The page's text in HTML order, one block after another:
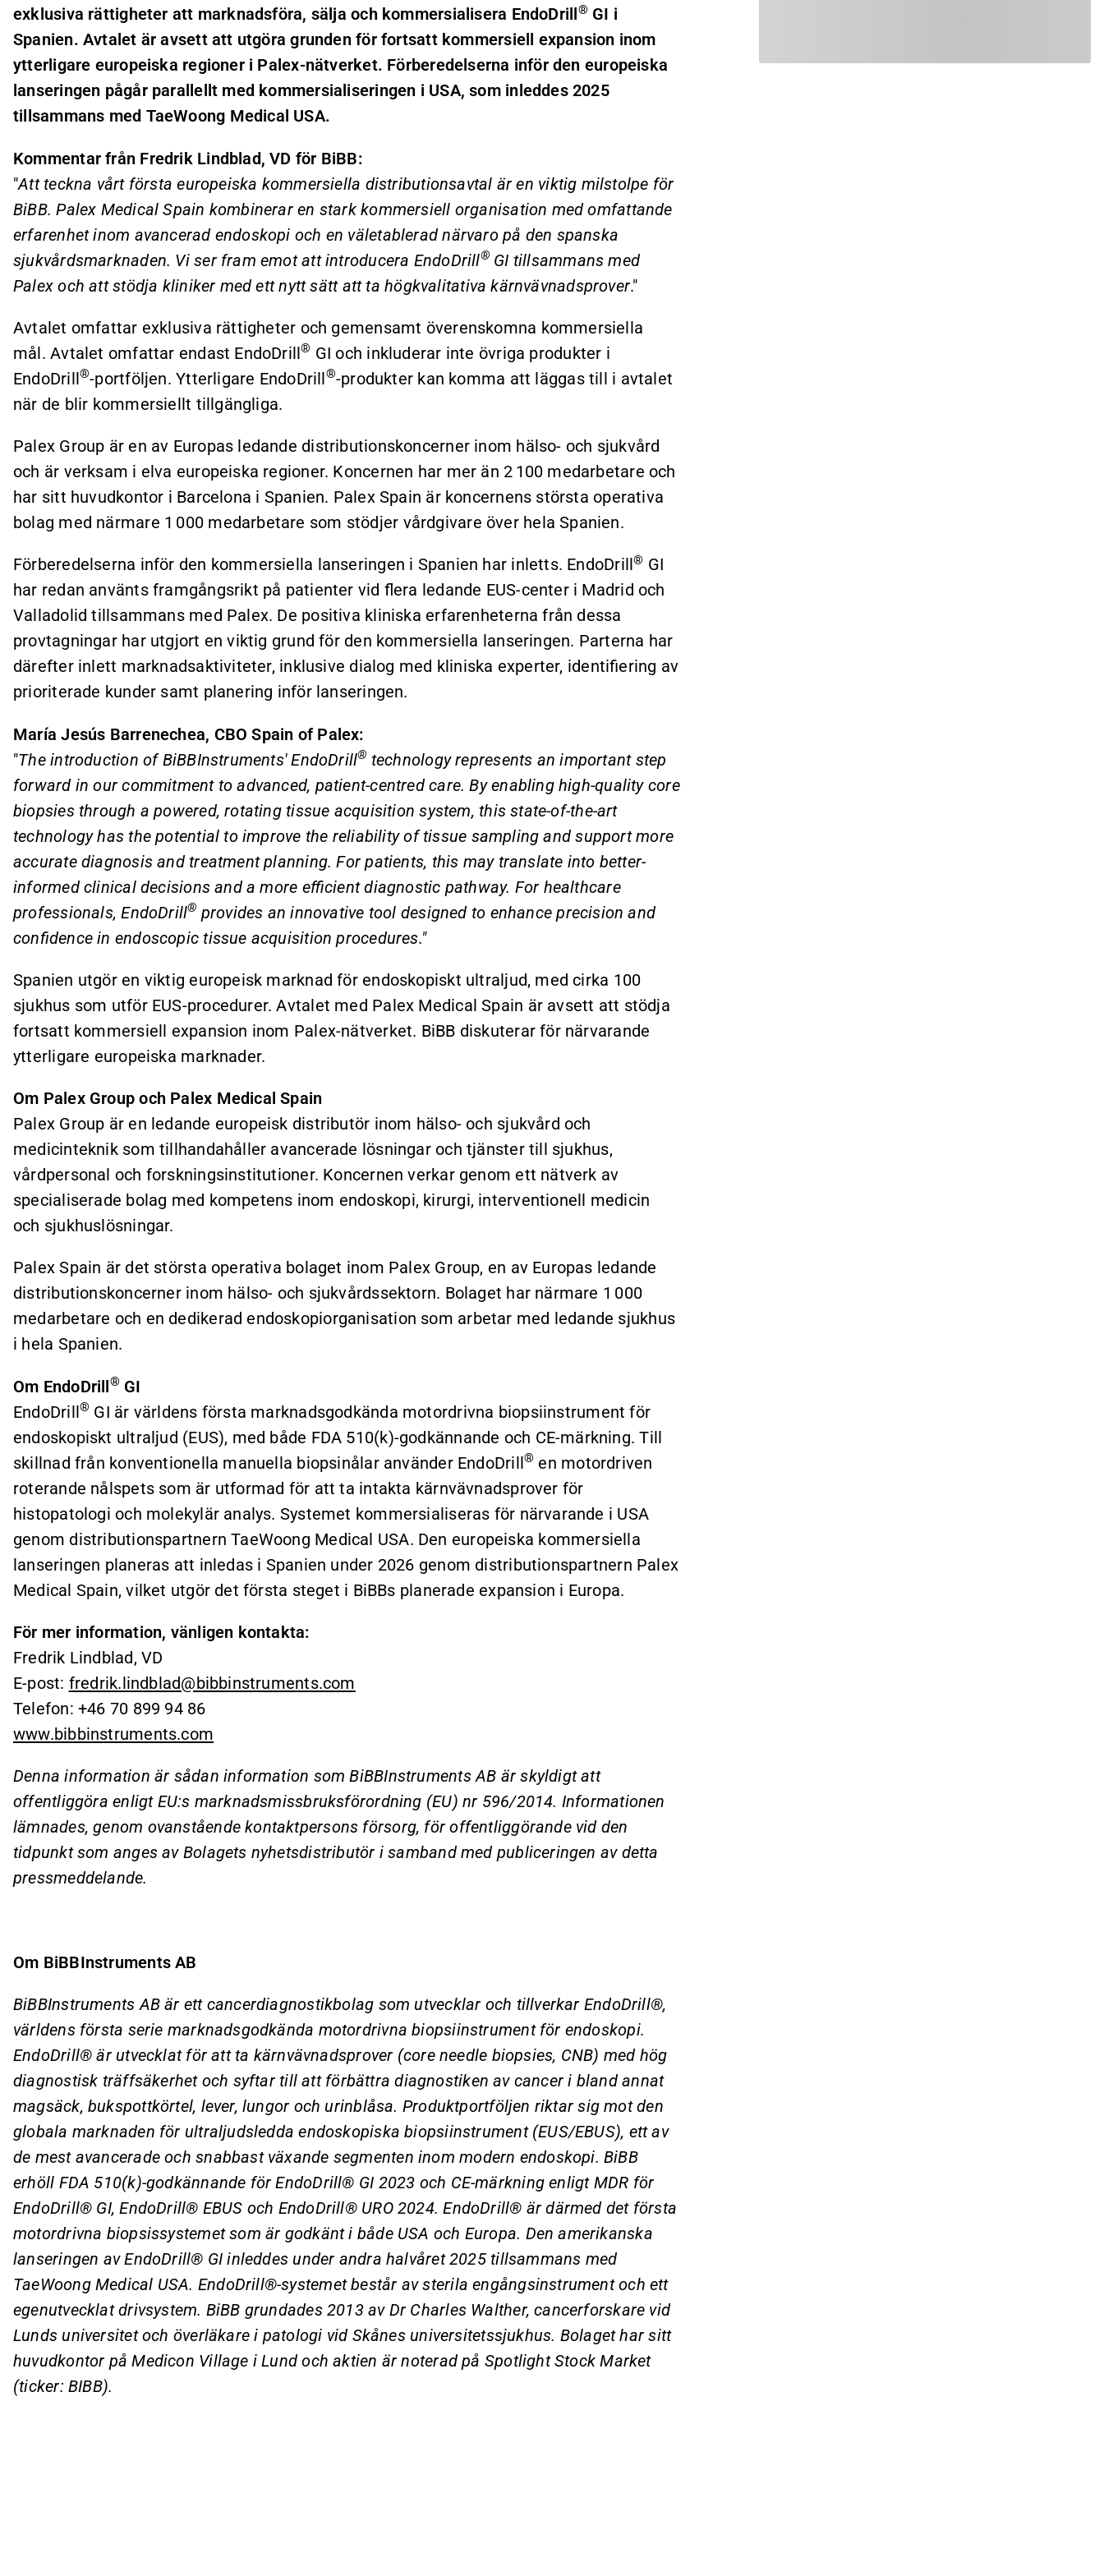
exklusiva rättigheter att marknadsföra, sälja och kommersialisera EndoDrill® GI i
Spanien. Avtalet är avsett att utgöra grunden för fortsatt kommersiell expansion inom
ytterligare europeiska regioner i Palex-nätverket. Förberedelserna inför den europeiska
lanseringen pågår parallellt med kommersialiseringen i USA, som inleddes 2025
tillsammans med TaeWoong Medical USA.
Kommentar från Fredrik Lindblad, VD för BiBB:
"Att teckna vårt första europeiska kommersiella distributionsavtal är en viktig milstolpe för
BiBB. Palex Medical Spain kombinerar en stark kommersiell organisation med omfattande
erfarenhet inom avancerad endoskopi och en väletablerad närvaro på den spanska
sjukvårdsmarknaden. Vi ser fram emot att introducera EndoDrill®GI tillsammans med
Palex och att stödja kliniker med ett nytt sätt att ta högkvalitativa kärnvävnadsprover."
Avtalet omfattar exklusiva rättigheter och gemensamt överenskomna kommersiella
mål. Avtalet omfattar endast EndoDrill® GI och inkluderar inte övriga produkter i
EndoDrill®-portföljen. Ytterligare EndoDrill®-produkter kan komma att läggas till i avtalet
när de blir kommersiellt tillgängliga.
Palex Group är en av Europas ledande distributionskoncerner inom hälso- och sjukvård
och är verksam i elva europeiska regioner. Koncernen har mer än 2 100 medarbetare och
har sitt huvudkontor i Barcelona i Spanien. Palex Spain är koncernens största operativa
bolag med närmare 1 000 medarbetare som stödjer vårdgivare över hela Spanien.
Förberedelserna inför den kommersiella lanseringen i Spanien har inletts. EndoDrill® GI
har redan använts framgångsrikt på patienter vid flera ledande EUS-center i Madrid och
Valladolid tillsammans med Palex. De positiva kliniska erfarenheterna från dessa
provtagningar har utgjort en viktig grund för den kommersiella lanseringen. Parterna har
därefter inlett marknadsaktiviteter, inklusive dialog med kliniska experter, identifiering av
prioriterade kunder samt planering inför lanseringen.
María Jesús Barrenechea, CBO Spain of Palex:
"The introduction of BiBBInstruments' EndoDrill® technology represents an important step
forward in our commitment to advanced, patient-centred care. By enabling high-quality core
biopsies through a powered, rotating tissue acquisition system, this state-of-the-art
technology has the potential to improve the reliability of tissue sampling and support more
accurate diagnosis and treatment planning. For patients, this may translate into better-
informed clinical decisions and a more efficient diagnostic pathway. For healthcare
professionals, EndoDrill® provides an innovative tool designed to enhance precision and
confidence in endoscopic tissue acquisition procedures."
Spanien utgör en viktig europeisk marknad för endoskopiskt ultraljud, med cirka 100
sjukhus som utför EUS-procedurer. Avtalet med Palex Medical Spain är avsett att stödja
fortsatt kommersiell expansion inom Palex-nätverket. BiBB diskuterar för närvarande
ytterligare europeiska marknader.
Om Palex Group och Palex Medical Spain
Palex Group är en ledande europeisk distributör inom hälso- och sjukvård och
medicinteknik som tillhandahåller avancerade lösningar och tjänster till sjukhus,
vårdpersonal och forskningsinstitutioner. Koncernen verkar genom ett nätverk av
specialiserade bolag med kompetens inom endoskopi, kirurgi, interventionell medicin
och sjukhuslösningar.
Palex Spain är det största operativa bolaget inom Palex Group, en av Europas ledande
distributionskoncerner inom hälso- och sjukvårdssektorn. Bolaget har närmare 1 000
medarbetare och en dedikerad endoskopiorganisation som arbetar med ledande sjukhus
i hela Spanien.
Om EndoDrill® GI
EndoDrill® GI är världens första marknadsgodkända motordrivna biopsiinstrument för
endoskopiskt ultraljud (EUS), med både FDA 510(k)-godkännande och CE-märkning. Till
skillnad från konventionella manuella biopsinålar använder EndoDrill® en motordriven
roterande nålspets som är utformad för att ta intakta kärnvävnadsprover för
histopatologi och molekylär analys. Systemet kommersialiseras för närvarande i USA
genom distributionspartnern TaeWoong Medical USA. Den europeiska kommersiella
lanseringen planeras att inledas i Spanien under 2026 genom distributionspartnern Palex
Medical Spain, vilket utgör det första steget i BiBBs planerade expansion i Europa.
För mer information, vänligen kontakta:
Fredrik Lindblad, VD
E-post: fredrik.lindblad@bibbinstruments.com
Telefon: +46 70 899 94 86
www.bibbinstruments.com
Denna information är sådan information som BiBBInstruments AB är skyldigt att
offentliggöra enligt EU:s marknadsmissbruksförordning (EU) nr 596/2014. Informationen
lämnades, genom ovanstående kontaktpersons försorg, för offentliggörande vid den
tidpunkt som anges av Bolagets nyhetsdistributör i samband med publiceringen av detta
pressmeddelande.
Om BiBBInstruments AB
BiBBInstruments AB är ett cancerdiagnostikbolag som utvecklar och tillverkar EndoDrill®,
världens första serie marknadsgodkända motordrivna biopsiinstrument för endoskopi.
EndoDrill® är utvecklat för att ta kärnvävnadsprover (core needle biopsies, CNB) med hög
diagnostisk träffsäkerhet och syftar till att förbättra diagnostiken av cancer i bland annat
magsäck, bukspottkörtel, lever, lungor och urinblåsa. Produktportföljen riktar sig mot den
globala marknaden för ultraljudsledda endoskopiska biopsiinstrument (EUS/EBUS), ett av
de mest avancerade och snabbast växande segmenten inom modern endoskopi. BiBB
erhöll FDA 510(k)-godkännande för EndoDrill® GI 2023 och CE-märkning enligt MDR för
EndoDrill® GI, EndoDrill® EBUS och EndoDrill® URO 2024. EndoDrill® är därmed det första
motordrivna biopsissystemet som är godkänt i både USA och Europa. Den amerikanska
lanseringen av EndoDrill® GI inleddes under andra halvåret 2025 tillsammans med
TaeWoong Medical USA. EndoDrill®-systemet består av sterila engångsinstrument och ett
egenutvecklat drivsystem. BiBB grundades 2013 av Dr Charles Walther, cancerforskare vid
Lunds universitet och överläkare i patologi vid Skånes universitetssjukhus. Bolaget har sitt
huvudkontor på Medicon Village i Lund och aktien är noterad på Spotlight Stock Market
(ticker: BIBB).